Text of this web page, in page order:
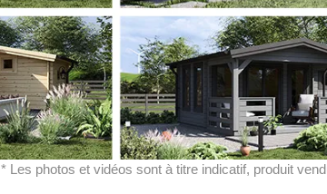
* Les photos et vidéos sont à titre indicatif, produit